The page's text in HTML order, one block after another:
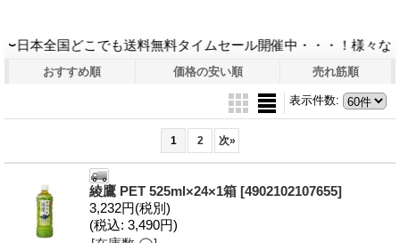
全国どこでも送料無料タイムセール開催中・・・！様々な商品が
おすすめ順 価格の安い順 売れ筋順
表示件数:
1 2 次»
綾鷹 PET 525ml×24×1箱 [4902102107655]
3,232円(税別)
(税込: 3,490円)